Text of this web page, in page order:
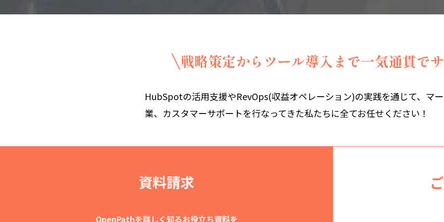
戦略策定からツール導入まで一気通貫で
HubSpotの活用支援やRevOps(収益オペレーション)の実践を通じて、マ
業、カスタマーサポートを行なってきた私たちに全てお任せください！
資料請求
OpenPathを詳しく知るお役立ち資料を